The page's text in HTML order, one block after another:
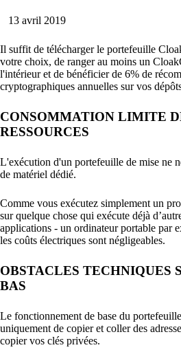
13 avril 2019
Il suffit de télécharger le portefeuille
votre choix, de ranger au moins un
l'intérieur et de bénéficier de 6% de
cryptographiques annuelles sur vos
CONSOMMATION LIMITE
RESSOURCES
L'exécution d'un portefeuille de mise ne
de matériel dédié.
Comme vous exécutez simplement un
sur quelque chose qui exécute déjà
applications - un ordinateur portable par
les coûts électriques sont négligeables.
OBSTACLES TECHNIQUES
BAS
Le fonctionnement de base du
uniquement de copier et coller des
copier vos clés privées.